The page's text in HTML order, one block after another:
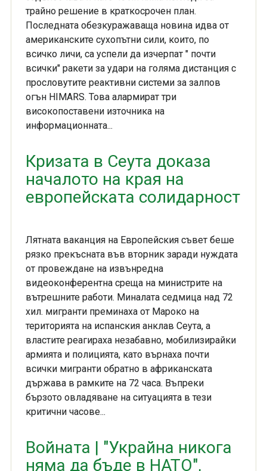
трайно решение в краткосрочен план.
Последната обезкуражаваща новина идва от
американските сухопътни сили, които, по
всичко личи, са успели да изчерпат " почти
всички" ракети за удари на голяма дистанция с
прословутите реактивни системи за залпов
огън HIMARS. Това алармират три
високопоставени източника на
информационната...
Кризата в Сеута доказа
началото на края на
европейската солидарност
Лятната ваканция на Европейския съвет беше
рязко прекъсната във вторник заради нуждата
от провеждане на извънредна
видеоконферентна среща на министрите на
вътрешните работи. Миналата седмица над 72
хил. мигранти преминаха от Мароко на
територията на испанския анклав Сеута, а
властите реагираха незабавно, мобилизирайки
армията и полицията, като върнаха почти
всички мигранти обратно в африканската
държава в рамките на 72 часа. Въпреки
бързото овладяване на ситуацията в тези
критични часове...
Войната | "Украйна никога
няма да бъде в НАТО",